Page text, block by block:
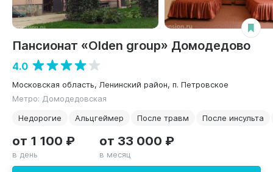
Пансионат «Olden group» Домодедово
4.0
Московская область, Ленинский район, п. Петровское
Метро: Домодедовская
Недорогие
Альцгеймер После травм После инсульта
от 1 100 ₽
в день
от 33 000 ₽
в месяц